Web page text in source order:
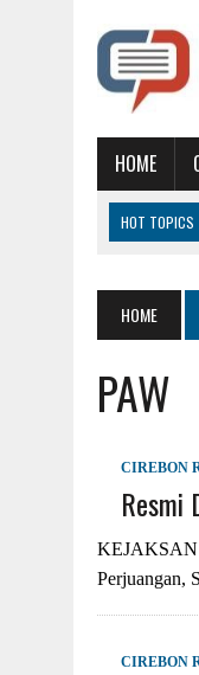
HOME
HOT TOPICS
AUGUST 1,
AUGUST 7,
HOME
PAW
CIREBON
Resmi
KEJAKSAN
Perjuangan,
CIREBON